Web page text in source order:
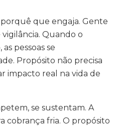
que engaja. Gente
Quando o
pessoas se
Propósito não precisa
impacto real na vida de
se sustentam. A
cobrança fria. O propósito